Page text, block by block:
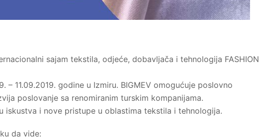
sajam tekstila, odjeće, dobavljača i tehnologija FASHION
– 11.09.2019. godine u Izmiru. BIGMEV omogućuje poslovno
poslovanje sa renomiranim turskim kompanijama.
iskustva i nove pristupe u oblastima tekstila i tehnologija.
da vide: